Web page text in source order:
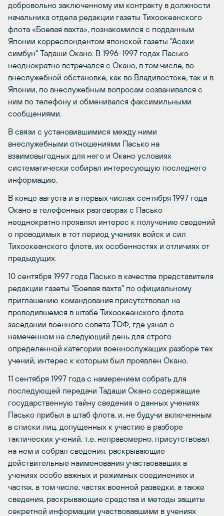
добровольно заключенному им контракту в должности
начальника отдела редакции газеты Тихоокеанского
флота «Боевая вахта», познакомился с подданным
Японии корреспондентом японской газеты "Асахи
симбун" Тадаши Окано. В 1996-1997 годах Пасько
неоднократно встречался с Окано, в том числе, во
внеслужебной обстановке, как во Владивостоке, так и в
Японии, по внеслужебным вопросам созванивался с
ним по телефону и обменивался факсимильными
сообщениями.
В связи с установившимися между ними
внеслужебными отношениями Пасько на
взаимовыгодных для него и Окано условиях
систематически собирал интересующую последнего
информацию.
В конце августа и в первых числах сентября 1997 года
Окано в телефонных разговорах с Пасько
неоднократно проявлял интерес к получению сведений
о проводимых в тот период учениях войск и сил
Тихоокеанского флота, их особенностях и отличиях от
предыдущих.
10 сентября 1997 года Пасько в качестве представителя
редакции газеты "Боевая вахта" по официальному
приглашению командования присутствовал на
проводившемся в штабе Тихоокеанского флота
заседании военного совета ТОФ, где узнал о
намеченном на следующий день для строго
определенной категории военнослужащих разборе тех
учений, интерес к которым был проявлен Окано.
11 сентября 1997 года с намерением собрать для
последующей передачи Тадаши Окано содержащие
государственную тайну сведения о данных учениях
Пасько прибыл в штаб флота, и, не будучи включенным
в списки лиц, допущенных к участию в разборе
тактических учений, т.е. неправомерно, присутствовал
на нем и собрал сведения, раскрывающие
действительные наименования участвовавших в
учениях особо важных и режимных соединениях и
частях, в том числе, частях военной разведки, а также
сведения, раскрывающие средства и методы защиты
секретной информации участвовавшими в учениях